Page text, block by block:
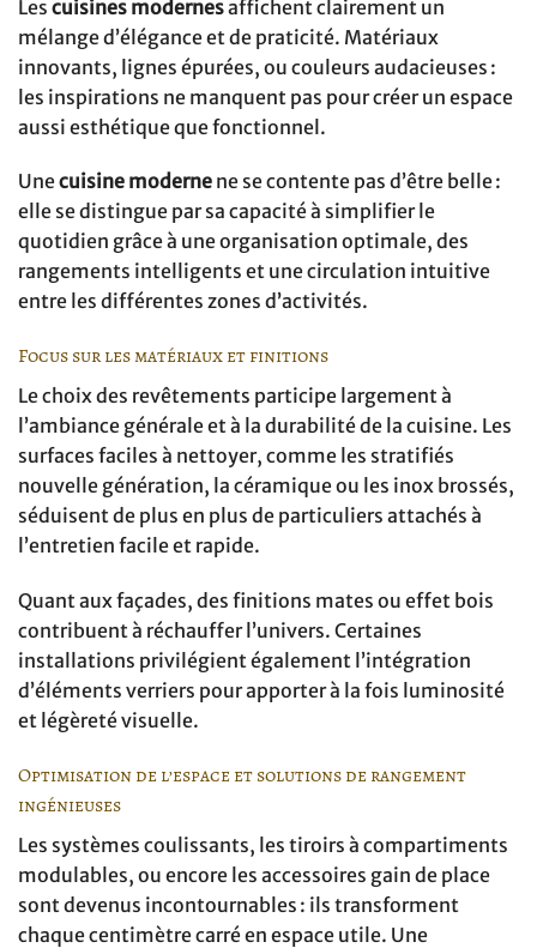
Les cuisines modernesaffichent clairement un
mélange d’élégance et de praticité. Matériaux
innovants, lignes épurées, ou couleurs audacieuses :
les inspirations ne manquent pas pour créer un espace
aussi esthétique que fonctionnel.
Unecuisine moderne ne se contente pas d’être belle :
elle se distingue par sa capacité à simplifier le
quotidien grâce à une organisation optimale, des
rangements intelligents et une circulation intuitive
entre les différentes zones d’activités.
Focus sur les matériaux et finitions
Le choix des revêtements participe largement à
l’ambiance générale et à la durabilité de la cuisine. Les
surfaces faciles à nettoyer, comme les stratifiés
nouvelle génération, la céramique ou les inox brossés,
séduisent de plus en plus de particuliers attachés à
l’entretien facile et rapide.
Quant aux façades, des finitions mates ou effet bois
contribuent à réchauffer l’univers. Certaines
installations privilégient également l’intégration
d’éléments verriers pour apporter à la fois luminosité
et légèreté visuelle.
Optimisation de l’espace et solutions de rangement
ingénieuses
Les systèmes coulissants, les tiroirs à compartiments
modulables, ou encore les accessoires gain de place
sont devenus incontournables : ils transforment
chaque centimètre carré en espace utile. Une